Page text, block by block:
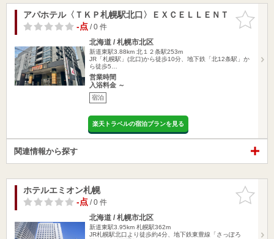
お気に入
りに追加
アパホテル〈ＴＫＰ札幌駅北口〉ＥＸＣＥＬＬＥＮＴ
-点/ 0 件
北海道 / 札幌市北区
新道東駅3.88km 北１２条駅253m
JR「札幌駅」(北口)から徒歩10分、地下鉄「北12条駅」か
ら徒歩5…
営業時間
入浴料金 ～
宿泊
楽天トラベルの宿泊プランを見る
関連情報から探す
お気に入
りに追加
ホテルエミオン札幌
-点/ 0 件
北海道 / 札幌市北区
新道東駅3.95km 札幌駅362m
JR札幌駅北口より徒歩約4分、地下鉄東豊線「さっぽろ